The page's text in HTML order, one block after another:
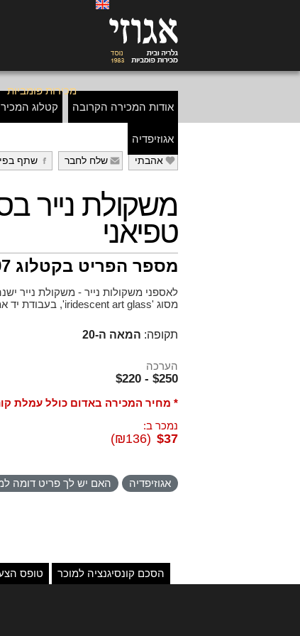
מכירות פומביות
אודות המכירה הקרובה
קטלוג
אגוזיפדיה
e אהבתי f שלח לחבר g שתף
משקולת נייר
טפיאני
מספר הפריט בקטלוג 97
לאספני משקולות נייר - משקולת נייר
מסוג 'iridescent art glass', בעבודת יד אמן, בסגנון 'טיפאני', גובה: 5.5 ס"מ.
תקופה: המאה ה-20
הערכה
$250 - $220
* מחיר המכירה באדום כולל עמלת
נמכר ב:
$37
(₪136)
אגוזיפדיה האם יש לך פריט דומה
הסכם קונסיגנציה למוכר טופס